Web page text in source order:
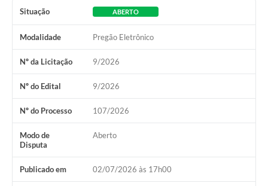
Situação ABERTO
Modalidade Pregão Eletrônico
Nº da Licitação 9/2026
Nº do Edital 9/2026
Nº do Processo 107/2026
Modo de
Disputa
Aberto
Publicado em 02/07/2026 às 17h00